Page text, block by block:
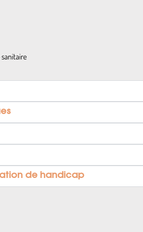
sanitaire
de handicap